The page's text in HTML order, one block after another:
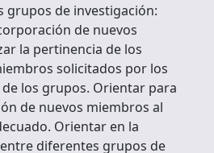
grupos de investigación:
de nuevos
la pertinencia de los
solicitados por los
los grupos. Orientar para
de nuevos miembros al
Orientar en la
diferentes grupos de